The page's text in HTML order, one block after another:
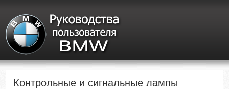
Контрольные и сигнальные лампы